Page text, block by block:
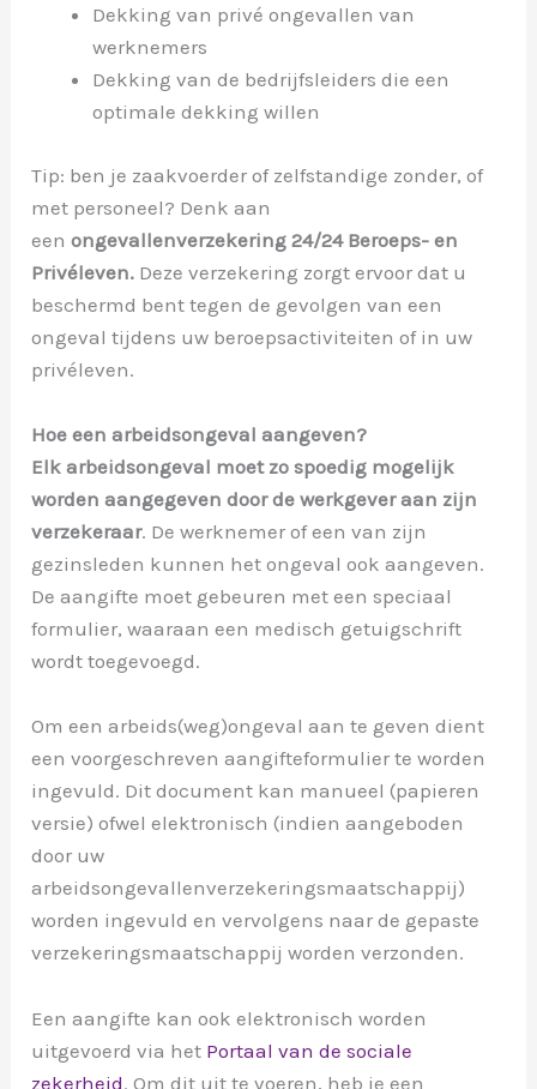
Dekking van privé ongevallen van
werknemers
Dekking van de bedrijfsleiders die een
optimale dekking willen
Tip: ben je zaakvoerder of zelfstandige zonder, of
met personeel? Denk aan
eenongevallenverzekering 24/24 Beroeps- en
Privéleven. Deze verzekering zorgt ervoor dat u
beschermd bent tegen de gevolgen van een
ongeval tijdens uw beroepsactiviteiten of in uw
privéleven.
Hoe een arbeidsongeval aangeven?
Elk arbeidsongeval moet zo spoedig mogelijk
worden aangegeven door de werkgever aan zijn
verzekeraar. De werknemer of een van zijn
gezinsleden kunnen het ongeval ook aangeven.
De aangifte moet gebeuren met een speciaal
formulier, waaraan een medisch getuigschrift
wordt toegevoegd.
Om een arbeids(weg)ongeval aan te geven dient
een voorgeschreven aangifteformulier te worden
ingevuld. Dit document kan manueel (papieren
versie) ofwel elektronisch (indien aangeboden
door uw
arbeidsongevallenverzekeringsmaatschappij)
worden ingevuld en vervolgens naar de gepaste
verzekeringsmaatschappij worden verzonden.
Een aangifte kan ook elektronisch worden
uitgevoerd via het Portaal van de sociale
zekerheid. Om dit uit te voeren, heb je een